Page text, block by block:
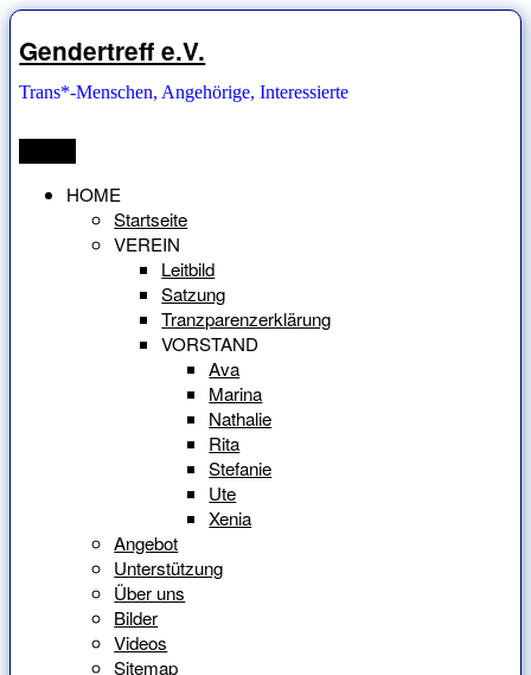
Zum
Inhalt
springen
Gendertreff e.V.
Trans*-Menschen, Angehörige, Interessierte
HOME
Startseite
VEREIN
Leitbild
Satzung
Tranzparenzerklärung
VORSTAND
Ava
Marina
Nathalie
Rita
Stefanie
Ute
Xenia
Angebot
Unterstützung
Über uns
Bilder
Videos
Sitemap